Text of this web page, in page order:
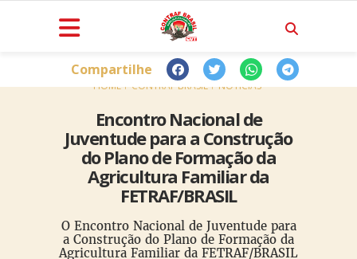
HOME CONTRAF BRASIL NOTÍCIAS
Encontro Nacional de
Juventude para a Construção
do Plano de Formação da
Agricultura Familiar da
FETRAF/BRASIL
O Encontro Nacional de Juventude para
a Construção do Plano de Formação da
Agricultura Familiar da FETRAF/BRASIL
Compartilhe